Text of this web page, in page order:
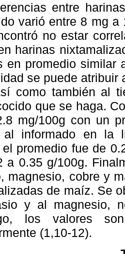
entre
varió entre 8 mg
no estar
harinas
en promedio similar
se puede
como también al
que se haga.
mg/100g con un
al informado en la
promedio fue de
a 0.35 g/100g.
magnesio, cobre y
de maíz. Se
y al magnesio,
los valores
(1,10-12).